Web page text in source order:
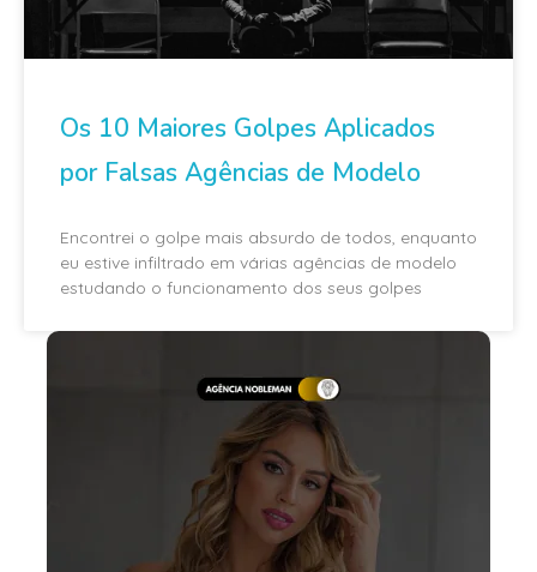
Os 10 Maiores Golpes Aplicados
por Falsas Agências de Modelo
Encontrei o golpe mais absurdo de todos, enquanto
eu estive infiltrado em várias agências de modelo
estudando o funcionamento dos seus golpes